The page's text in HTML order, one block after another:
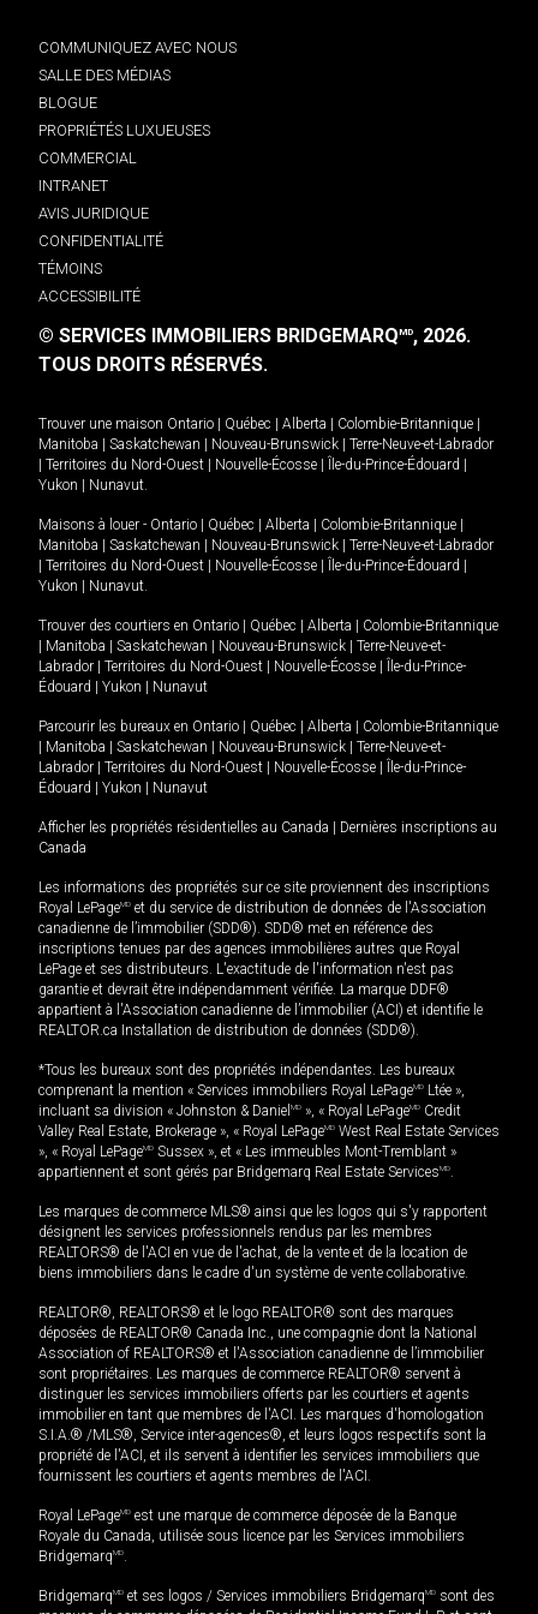
COMMUNIQUEZ AVEC NOUS
SALLE DES MÉDIAS
BLOGUE
PROPRIÉTÉS LUXUEUSES
COMMERCIAL
INTRANET
AVIS JURIDIQUE
CONFIDENTIALITÉ
TÉMOINS
ACCESSIBILITÉ
© SERVICES IMMOBILIERS BRIDGEMARQMD, 2026.
TOUS DROITS RÉSERVÉS.
Trouver une maison Ontario Québec Alberta Colombie-Britannique
Manitoba
Saskatchewan Nouveau-Brunswick
Terre-Neuve-et-Labrador
Territoires du Nord-Ouest Nouvelle-Écosse Île-du-Prince-Édouard
Yukon
Nunavut.
Maisons à louer - Ontario Québec Alberta Colombie-Britannique
Manitoba
Saskatchewan Nouveau-Brunswick
Terre-Neuve-et-Labrador
Territoires du Nord-Ouest Nouvelle-Écosse Île-du-Prince-Édouard
Yukon
Nunavut.
Trouver des courtiers en Ontario Québec Alberta
Colombie-Britannique
Manitoba Saskatchewan Nouveau-Brunswick
Terre-Neuve-et-
Labrador
Territoires du Nord-Ouest Nouvelle-Écosse
Île-du-Prince-
Édouard
Yukon Nunavut
Parcourir les bureaux en Ontario Québec Alberta
Colombie-Britannique
Manitoba Saskatchewan Nouveau-Brunswick
Terre-Neuve-et-
Labrador
Territoires du Nord-Ouest Nouvelle-Écosse
Île-du-Prince-
Édouard
Yukon Nunavut
Afficher les propriétés résidentielles au Canada
Dernières inscriptions au
Canada
Les informations des propriétés sur ce site proviennent des inscriptions
Royal LePageMD et du service de distribution de données de l'Association
canadienne de l’immobilier (SDD®). SDD® met en référence des
inscriptions tenues par des agences immobilières autres que Royal
LePage et ses distributeurs. L'exactitude de l'information n'est pas
garantie et devrait être indépendamment vérifiée. La marque DDF®
appartient à l'Association canadienne de l’immobilier (ACI) et identifie le
REALTOR.ca Installation de distribution de données (SDD®).
*Tous les bureaux sont des propriétés indépendantes. Les bureaux
comprenant la mention « Services immobiliers Royal LePageMD Ltée »,
incluant sa division « Johnston & Daniel MD », « Royal LePageMD Credit
Valley Real Estate, Brokerage », « Royal LePageMD West Real Estate Services
», « Royal LePageMD Sussex », et « Les immeubles Mont-Tremblant »
appartiennent et sont gérés par Bridgemarq Real Estate ServicesMD.
Les marques de commerce MLS® ainsi que les logos qui s'y rapportent
désignent les services professionnels rendus par les membres
REALTORS® de l'ACI en vue de l'achat, de la vente et de la location de
biens immobiliers dans le cadre d'un système de vente collaborative.
REALTOR®, REALTORS® et le logo REALTOR® sont des marques
déposées de REALTOR® Canada Inc., une compagnie dont la National
Association of REALTORS® et l'Association canadienne de l’immobilier
sont propriétaires. Les marques de commerce REALTOR® servent à
distinguer les services immobiliers offerts par les courtiers et agents
immobilier en tant que membres de l'ACI. Les marques d'homologation
S.I.A.® /MLS®, Service inter-agences®, et leurs logos respectifs sont la
propriété de l'ACI, et ils servent à identifier les services immobiliers que
fournissent les courtiers et agents membres de l'ACI.
Royal LePageMD est une marque de commerce déposée de la Banque
Royale du Canada, utilisée sous licence par les Services immobiliers
BridgemarqMD.
BridgemarqMD et ses logos / Services immobiliers BridgemarqMD sont des